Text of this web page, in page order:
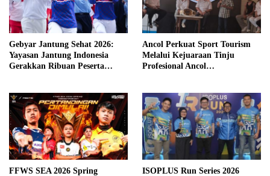
Gebyar Jantung Sehat 2026:
Yayasan Jantung Indonesia
Gerakkan Ribuan Peserta
Ancol Perkuat Sport Tourism
Melalui Kejuaraan Tinju
Profesional Ancol
FFWS SEA 2026 Spring
ISOPLUS Run Series 2026